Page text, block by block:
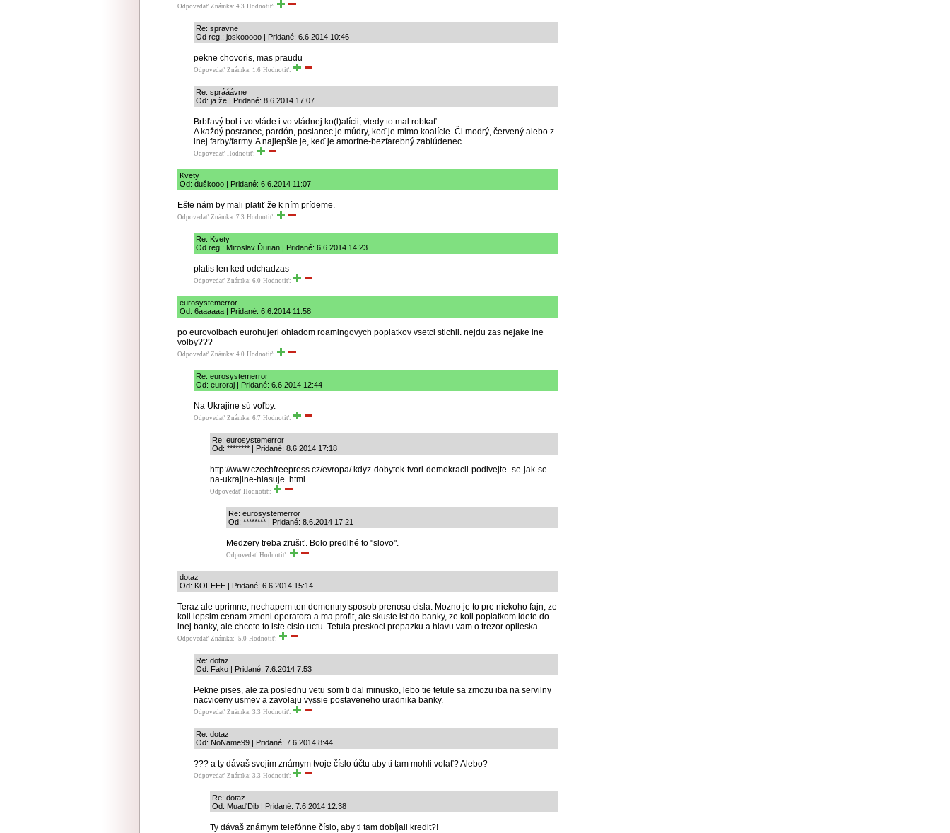
Odpovedať Známka: 4.3 Hodnotiť:
Re: spravne
Od reg.: joskooooo | Pridané: 6.6.2014 10:46
pekne chovoris, mas praudu
Odpovedať Známka: 1.6 Hodnotiť:
Re: sprááávne
Od: ja že | Pridané: 8.6.2014 17:07
Brbľavý bol i vo vláde i vo vládnej ko(l)alícii, vtedy to mal robkať.
A každý posranec, pardón, poslanec je múdry, keď je mimo koalície. Či modrý, červený alebo z
inej farby/farmy. A najlepšie je, keď je amorfne-bezfarebný zablúdenec.
Odpovedať Hodnotiť:
Kvety
Od: duškooo | Pridané: 6.6.2014 11:07
Ešte nám by mali platiť že k ním prídeme.
Odpovedať Známka: 7.3 Hodnotiť:
Re: Kvety
Od reg.: Miroslav Ďurian | Pridané: 6.6.2014 14:23
platis len ked odchadzas
Odpovedať Známka: 6.0 Hodnotiť:
eurosystemerror
Od: 6aaaaaa | Pridané: 6.6.2014 11:58
po eurovolbach eurohujeri ohladom roamingovych poplatkov vsetci stichli. nejdu zas nejake ine
volby???
Odpovedať Známka: 4.0 Hodnotiť:
Re: eurosystemerror
Od: euroraj | Pridané: 6.6.2014 12:44
Na Ukrajine sú voľby.
Odpovedať Známka: 6.7 Hodnotiť:
Re: eurosystemerror
Od: ******** | Pridané: 8.6.2014 17:18
http://www.czechfreepress.cz/evropa/ kdyz-dobytek-tvori-demokracii-podivejte -se-jak-se-
na-ukrajine-hlasuje. html
Odpovedať Hodnotiť:
Re: eurosystemerror
Od: ******** | Pridané: 8.6.2014 17:21
Medzery treba zrušiť. Bolo predlhé to "slovo".
Odpovedať Hodnotiť:
dotaz
Od: KOFEEE | Pridané: 6.6.2014 15:14
Teraz ale uprimne, nechapem ten dementny sposob prenosu cisla. Mozno je to pre niekoho fajn, ze
koli lepsim cenam zmeni operatora a ma profit, ale skuste ist do banky, ze koli poplatkom idete do
inej banky, ale chcete to iste cislo uctu. Tetula preskoci prepazku a hlavu vam o trezor oplieska.
Odpovedať Známka: -5.0 Hodnotiť:
Re: dotaz
Od: Fako | Pridané: 7.6.2014 7:53
Pekne pises, ale za poslednu vetu som ti dal minusko, lebo tie tetule sa zmozu iba na servilny
nacviceny usmev a zavolaju vyssie postaveneho uradnika banky.
Odpovedať Známka: 3.3 Hodnotiť:
Re: dotaz
Od: NoName99 | Pridané: 7.6.2014 8:44
??? a ty dávaš svojim známym tvoje číslo účtu aby ti tam mohli volať? Alebo?
Odpovedať Známka: 3.3 Hodnotiť:
Re: dotaz
Od: Muad'Dib | Pridané: 7.6.2014 12:38
Ty dávaš známym telefónne číslo, aby ti tam dobíjali kredit?!